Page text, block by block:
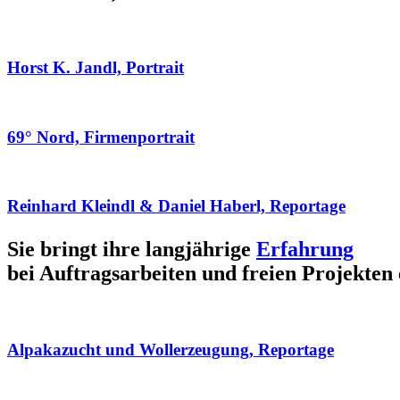
Horst K. Jandl, Portrait
69° Nord, Firmenportrait
Reinhard Kleindl & Daniel Haberl, Reportage
Sie bringt ihre langjährige Erfahrung
bei Auftragsarbeiten und freien Projekten
Alpakazucht und Wollerzeugung, Reportage